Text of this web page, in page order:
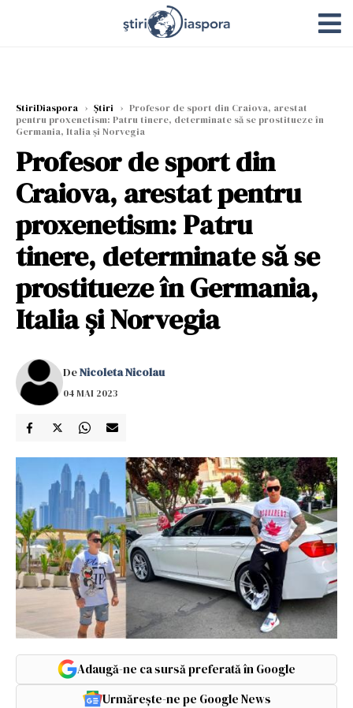
StiriDiaspora › Știri › Profesor de sport din Craiova, arestat
pentru proxenetism: Patru tinere, determinate să se prostitueze în
Germania, Italia și Norvegia
Profesor de sport din
Craiova, arestat pentru
proxenetism: Patru
tinere, determinate să se
prostitueze în Germania,
Italia și Norvegia
DeNicoleta Nicolau
04 MAI 2023
Adaugă-ne ca sursă preferată în Google
Urmărește-ne pe Google News